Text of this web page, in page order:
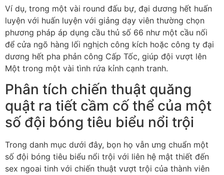
Ví dụ, trong một vài round đấu bự, đại dương hết huấn
luyện với huấn luyện với giảng dạy viên thường chọn
phương pháp áp dụng cầu thủ số 66 như một cầu nối
để cửa ngõ hàng lối nghịch công kích hoặc công ty đại
dương hết pha phản công Cấp Tốc, giúp đội vượt lên
Một trong một vài tình rứa kỉnh cạnh tranh.
Phân tích chiến thuật quăng
quật ra tiết cầm cố thể của một
số đội bóng tiêu biểu nổi trội
Trong danh mục dưới đây, bọn họ vẫn ưng chuẩn một
số đội bóng tiêu biểu nổi trội với liên hệ mật thiết đến
sex ngoai tinh với chiến thuật vượt trội của thành viên